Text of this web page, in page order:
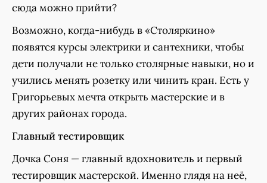
сюда можно прийти?
Возможно, когда-нибудь в «Столяркино»
появятся курсы электрики и сантехники, чтобы
дети получали не только столярные навыки, но и
учились менять розетку или чинить кран. Есть у
Григорьевых мечта открыть мастерские и в
других районах города.
Главный тестировщик
Дочка Соня — главный вдохновитель и первый
тестировщик мастерской. Именно глядя на неё,